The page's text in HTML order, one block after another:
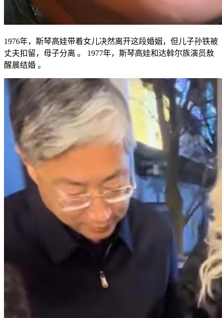
1976年，斯琴高娃带着女儿决然离开这段婚姻，但儿子孙铁被
丈夫扣留，母子分离 。 1977年，斯琴高娃和达斡尔族演员敖
醒晨结婚 。